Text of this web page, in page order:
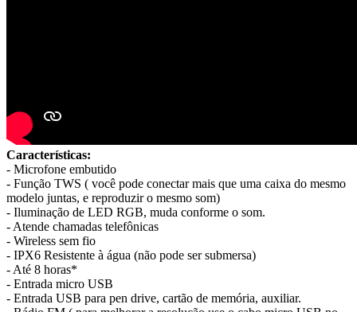
Características:
- Microfone embutido
- Função TWS ( você pode conectar mais que uma caixa do mesmo
modelo juntas, e reproduzir o mesmo som)
- Iluminação de LED RGB, muda conforme o som.
- Atende chamadas telefônicas
- Wireless sem fio
- IPX6 Resistente à água (não pode ser submersa)
- Até 8 horas*
- Entrada micro USB
- Entrada USB para pen drive, cartão de memória, auxiliar.